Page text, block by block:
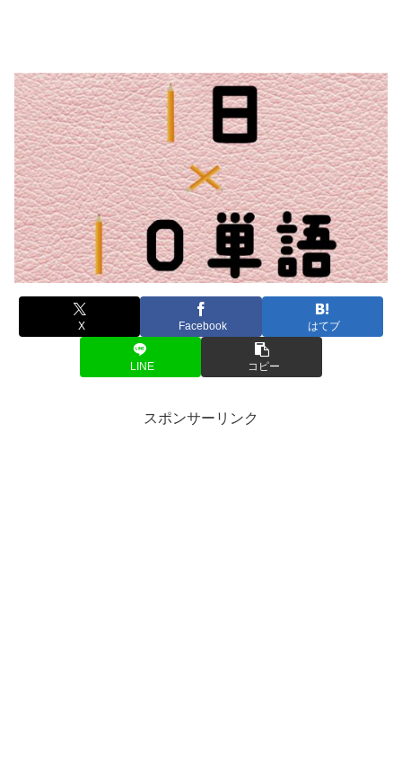
X Facebook はてブ
LINE コピー
スポンサーリンク